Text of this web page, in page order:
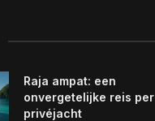
Raja ampat: een
onvergetelijke reis per
privéjacht